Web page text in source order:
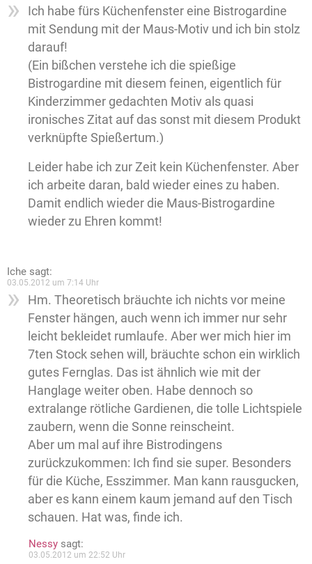
Ich habe fürs Küchenfenster eine Bistrogardine
mit Sendung mit der Maus-Motiv und ich bin stolz
darauf!
(Ein bißchen verstehe ich die spießige
Bistrogardine mit diesem feinen, eigentlich für
Kinderzimmer gedachten Motiv als quasi
ironisches Zitat auf das sonst mit diesem Produkt
verknüpfte Spießertum.)
Leider habe ich zur Zeit kein Küchenfenster. Aber
ich arbeite daran, bald wieder eines zu haben.
Damit endlich wieder die Maus-Bistrogardine
wieder zu Ehren kommt!
Iche sagt:
03.05.2012 um 7:14 Uhr
Hm. Theoretisch bräuchte ich nichts vor meine
Fenster hängen, auch wenn ich immer nur sehr
leicht bekleidet rumlaufe. Aber wer mich hier im
7ten Stock sehen will, bräuchte schon ein wirklich
gutes Fernglas. Das ist ähnlich wie mit der
Hanglage weiter oben. Habe dennoch so
extralange rötliche Gardienen, die tolle Lichtspiele
zaubern, wenn die Sonne reinscheint.
Aber um mal auf ihre Bistrodingens
zurückzukommen: Ich find sie super. Besonders
für die Küche, Esszimmer. Man kann rausgucken,
aber es kann einem kaum jemand auf den Tisch
schauen. Hat was, finde ich.
Nessy sagt:
03.05.2012 um 22:52 Uhr